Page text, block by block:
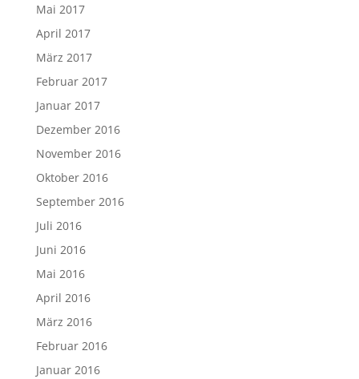
Mai 2017
April 2017
März 2017
Februar 2017
Januar 2017
Dezember 2016
November 2016
Oktober 2016
September 2016
Juli 2016
Juni 2016
Mai 2016
April 2016
März 2016
Februar 2016
Januar 2016